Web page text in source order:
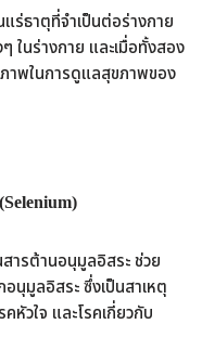
แร่ธาตุที่จำเป็นต่อร่างกาย
ในร่างกาย และเมื่อทั้งสอง
าพในการดูแลสุขภาพของ
สารต้านอนุมูลอิสระ ช่วย
นุมูลอิสระ ซึ่งเป็นสาเหตุ
หัวใจ และโรคเกี่ยวกับ